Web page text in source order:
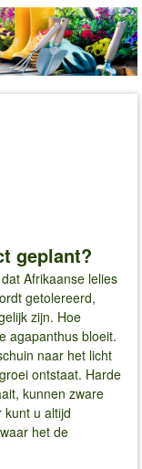
geplant?
Afrikaanse lelies
getolereerd,
zijn. Hoe
agapanthus bloeit.
naar het licht
ontstaat. Harde
kunnen zware
u altijd
het de